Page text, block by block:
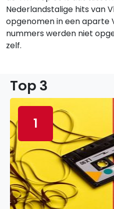
Nederlandstalige hits van
opgenomen in een aparte
nummers werden niet
zelf.
Top 3
1